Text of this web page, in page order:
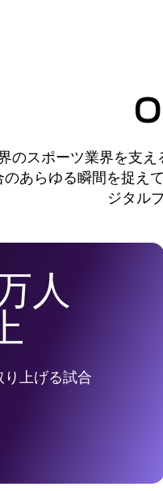
のスポーツ業界を支
のあらゆる瞬間を捉え
ジタル
人
り上げる試合